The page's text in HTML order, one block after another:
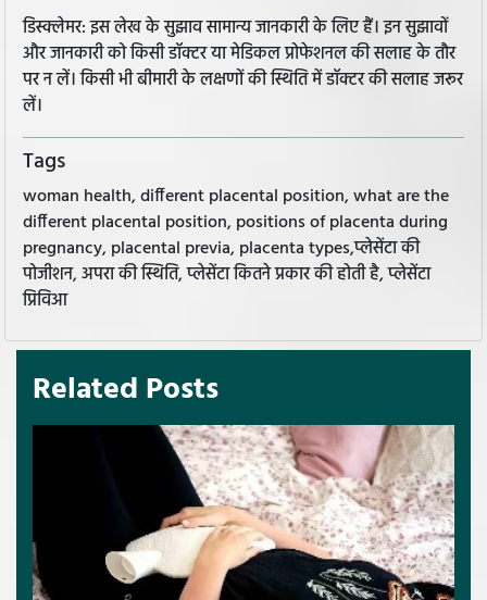
डिस्क्लेमर: इस लेख के सुझाव सामान्य जानकारी के लिए हैं। इन सुझावों
और जानकारी को किसी डॉक्टर या मेडिकल प्रोफेशनल की सलाह के तौर
पर न लें। किसी भी बीमारी के लक्षणों की स्थिति में डॉक्टर की सलाह जरूर
लें।
Tags
woman health, different placental position, what are the
different placental position, positions of placenta during
pregnancy, placental previa, placenta types,प्लेसेंटा की
पोजीशन, अपरा की स्थिति, प्लेसेंटा कितने प्रकार की होती है, प्लेसेंटा
प्रिविआ
Related Posts